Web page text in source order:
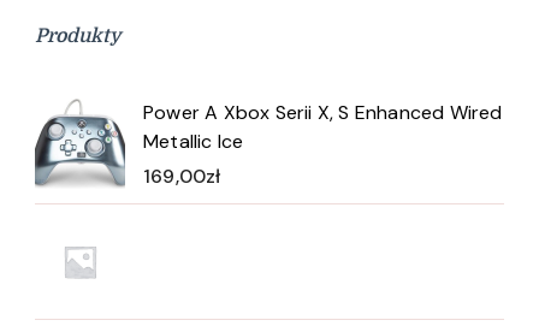
Produkty
Power A Xbox Serii X, S Enhanced Wired
Metallic Ice
169,00zł